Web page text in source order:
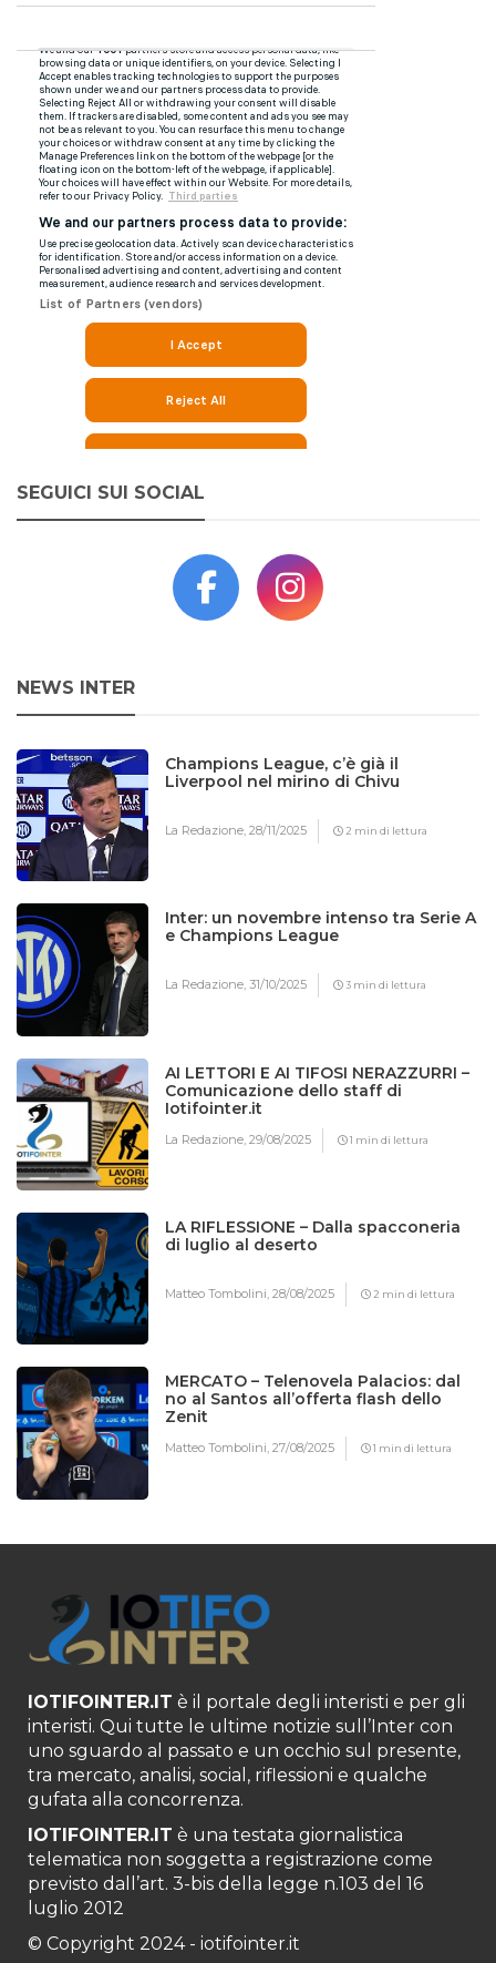
SEGUICI SUI SOCIAL
NEWS INTER
Champions League, c’è già il
Liverpool nel mirino di Chivu
La Redazione,28/11/2025 2 min di lettura
Inter: un novembre intenso tra Serie A
e Champions League
La Redazione,31/10/2025 3 min di lettura
AI LETTORI E AI TIFOSI NERAZZURRI –
Comunicazione dello staff di
Iotifointer.it
La Redazione,29/08/2025 1 min di lettura
LA RIFLESSIONE – Dalla spacconeria
di luglio al deserto
Matteo Tombolini,28/08/2025 2 min di lettura
MERCATO – Telenovela Palacios: dal
no al Santos all’offerta flash dello
Zenit
Matteo Tombolini,27/08/2025 1 min di lettura
IOTIFOINTER.IT è il portale degli interisti e per gli
interisti. Qui tutte le ultime notizie sull’Inter con
uno sguardo al passato e un occhio sul presente,
tra mercato, analisi, social, riflessioni e qualche
gufata alla concorrenza.
IOTIFOINTER.IT è una testata giornalistica
telematica non soggetta a registrazione come
previsto dall’art. 3-bis della legge n.103 del 16
luglio 2012
© Copyright 2024 - iotifointer.it